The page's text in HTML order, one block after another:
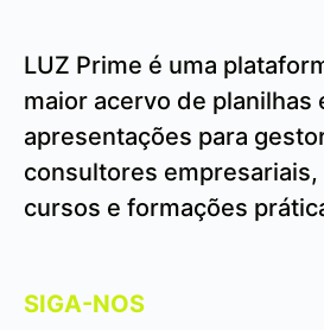
LUZ Prime é uma
maior acervo de planilhas
apresentações para
consultores empresariais,
cursos e formações
SIGA-NOS